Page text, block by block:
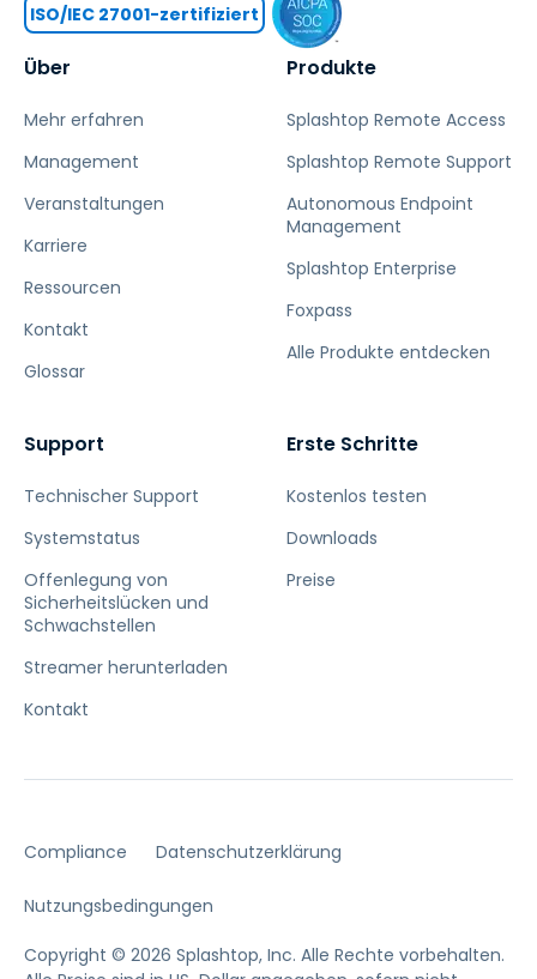
Über
Mehr erfahren
Management
Veranstaltungen
Karriere
Ressourcen
Kontakt
Glossar
Produkte
Splashtop Remote Access
Splashtop Remote Support
Autonomous Endpoint
Management
Splashtop Enterprise
Foxpass
Alle Produkte entdecken
Support
Technischer Support
Systemstatus
Offenlegung von
Sicherheitslücken und
Schwachstellen
Streamer herunterladen
Kontakt
Erste Schritte
Kostenlos testen
Downloads
Preise
ISO/IEC 27001-zertifiziert
Compliance Datenschutzerklärung
Nutzungsbedingungen
Copyright © 2026 Splashtop, Inc. Alle Rechte vorbehalten.